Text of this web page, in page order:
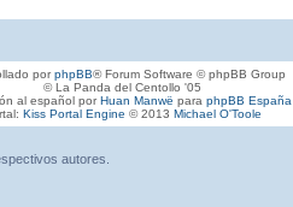
porphpBB® Forum Software © phpBB Group
© La Panda del Centollo '05
al español por Huan Manwë para phpBB España
Kiss Portal Engine © 2013 Michael O'Toole
autores.